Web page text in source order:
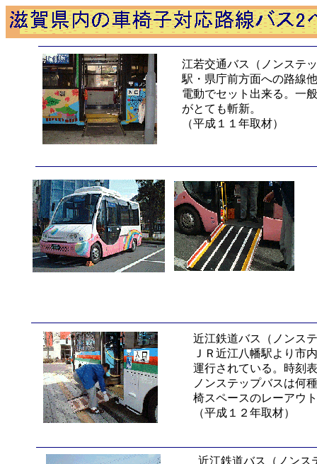
江若交通バス（ノンステ
駅・県庁前方面への路線
電動でセット出来る。一
がとても斬新。
（平成１１年取材）
近江鉄道バス（ノンス
ＪＲ近江八幡駅より市
運行されている。時刻
ノンステップバスは何
椅スペースのレーアウ
（平成１２年取材）
近江鉄道バス（ノンス